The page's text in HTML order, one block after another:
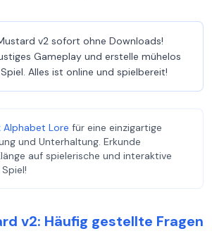
v2 sofort ohne Downloads!
Gameplay und erstelle mühelos
Alles ist online und spielbereit!
Alphabet Lore für eine einzigartige
und Unterhaltung. Erkunde
auf spielerische und interaktive
v2: Häufig gestellte Fragen